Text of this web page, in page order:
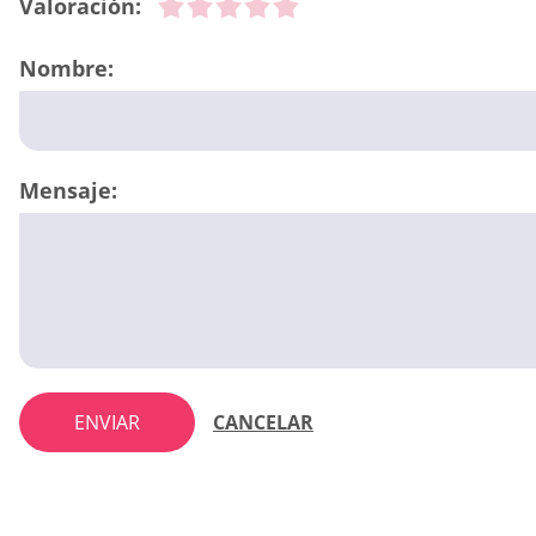
Nombre:
Mensaje:
ENVIAR CANCELAR